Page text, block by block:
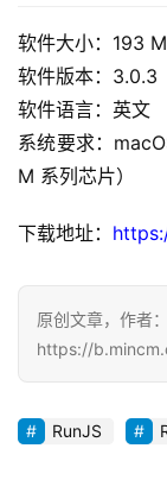
m
e
m
c
S
W
o
软件大小：193 M
软件版本：3.0.3
软件语言：英文
系统要求：
M 系列芯片）
下载地址：
原创文章，作者
https://
RunJS